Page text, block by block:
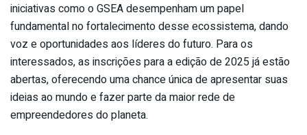
iniciativas como o GSEA desempenham um papel
fundamental no fortalecimento desse ecossistema, dando
voz e oportunidades aos líderes do futuro. Para os
interessados, as inscrições para a edição de 2025 já estão
abertas, oferecendo uma chance única de apresentar suas
ideias ao mundo e fazer parte da maior rede de
empreendedores do planeta.